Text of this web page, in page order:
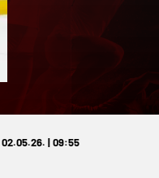
02.05.26. | 09:55